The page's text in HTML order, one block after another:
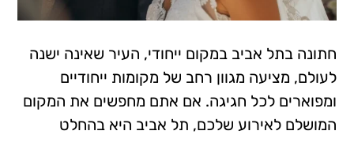
חתונה בתל אביב במקום ייחודי, העיר שאינה ישנה
לעולם, מציעה מגוון רחב של מקומות ייחודיים
ומפוארים לכל חגיגה. אם אתם מחפשים את המקום
המושלם לאירוע שלכם, תל אביב היא בהחלט